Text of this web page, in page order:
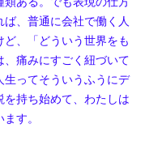
、普通に会社で働く人
、「どういう世界をも
痛みにすごく紐づいて
ってそういうふうにデ
持ち始めて、わたしは
す。